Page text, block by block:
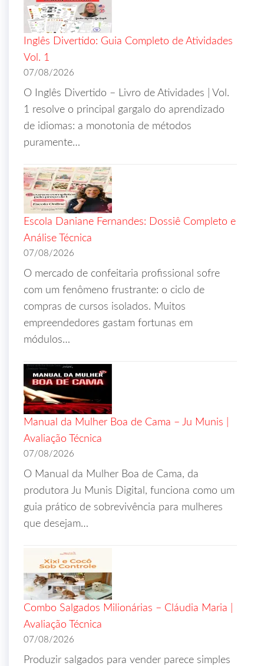
Inglês Divertido: Guia Completo de Atividades
Vol. 1
07/08/2026
O Inglês Divertido – Livro de Atividades | Vol.
1 resolve o principal gargalo do aprendizado
de idiomas: a monotonia de métodos
puramente…
Escola Daniane Fernandes: Dossiê Completo e
Análise Técnica
07/08/2026
O mercado de confeitaria profissional sofre
com um fenômeno frustrante: o ciclo de
compras de cursos isolados. Muitos
empreendedores gastam fortunas em
módulos…
Manual da Mulher Boa de Cama – Ju Munis |
Avaliação Técnica
07/08/2026
O Manual da Mulher Boa de Cama, da
produtora Ju Munis Digital, funciona como um
guia prático de sobrevivência para mulheres
que desejam…
Combo Salgados Milionárias – Cláudia Maria |
Avaliação Técnica
07/08/2026
Produzir salgados para vender parece simples